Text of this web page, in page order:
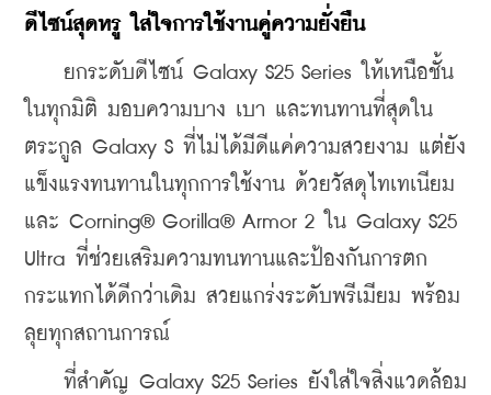
ดีไซน์สุดหรู ใส่ใจการใช้งานคู่ความยั่งยืน
ยกระดับดีไซน์ Galaxy S25 Series ให้เหนือชั้น
ในทุกมิติ มอบความบาง เบา และทนทานที่สุดใน
ตระกูล Galaxy S ที่ไม่ได้มีดีแค่ความสวยงาม แต่ยัง
แข็งแรงทนทานในทุกการใช้งาน ด้วยวัสดุไทเทเนียม
และ Corning® Gorilla® Armor 2 ใน Galaxy S25
Ultra ที่ช่วยเสริมความทนทานและป้องกันการตก
กระแทกได้ดีกว่าเดิม สวยแกร่งระดับพรีเมียม พร้อม
ลุยทุกสถานการณ์
ที่สำคัญ Galaxy S25 Series ยังใส่ใจสิ่งแวดล้อม